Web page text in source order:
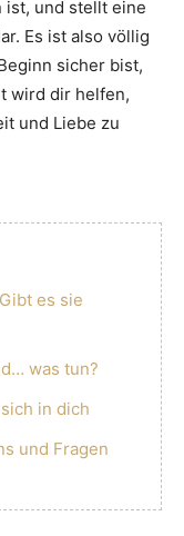
ist, und stellt eine
Es ist also völlig
sicher bist,
wird dir helfen,
und Liebe zu
es sie
was tun?
in dich
und Fragen